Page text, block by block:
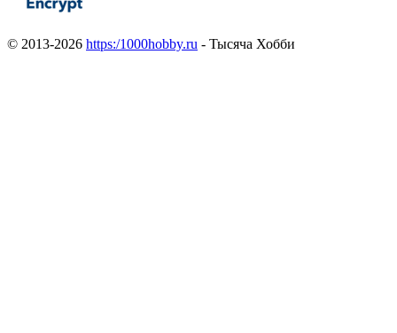
© 2013-2026 https:/1000hobby.ru - Тысяча Хобби